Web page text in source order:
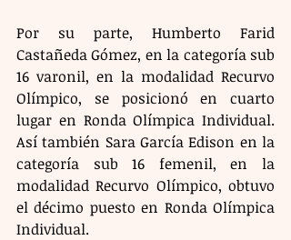
Por su parte, Humberto Farid
Castañeda Gómez, en la categoría sub
16 varonil, en la modalidad Recurvo
Olímpico, se posicionó en cuarto
lugar en Ronda Olímpica Individual.
Así también Sara García Edison en la
categoría sub 16 femenil, en la
modalidad Recurvo Olímpico, obtuvo
el décimo puesto en Ronda Olímpica
Individual.